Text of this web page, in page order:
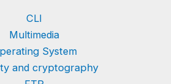
CLI
Multimedia
System
and cryptography